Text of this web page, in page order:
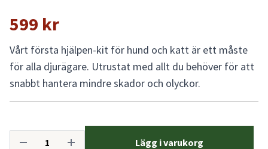
599 kr
Vårt första hjälpen-kit för hund och katt är ett måste
för alla djurägare. Utrustat med allt du behöver för att
snabbt hantera mindre skador och olyckor.
Lägg i varukorg